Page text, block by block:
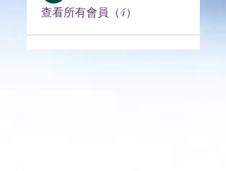
查看所有會員（4）